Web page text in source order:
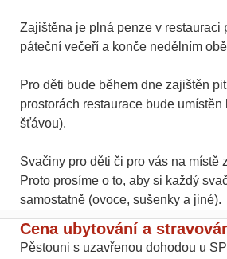
Zajištěna je plná penze v restauraci
páteční večeří a konče nedělním
Pro děti bude během dne zajištěn
prostorách restaurace bude umístěn
šťávou).
Svačiny pro děti či pro vás na místě
Proto prosíme o to, aby si každý
samostatně (ovoce, sušenky a jiné).
Cena ubytování a
Pěstouni s uzavřenou dohodou u